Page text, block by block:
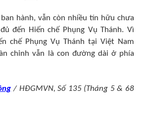
hành, vẫn còn nhiều tín hữu chưa
đến Hiến chế Phụng Vụ Thánh. Vì
chế Phụng Vụ Thánh tại Việt Nam
chỉnh vẫn là con đường dài ở phía
/ HĐGMVN, Số 135 (Tháng 5 & 68